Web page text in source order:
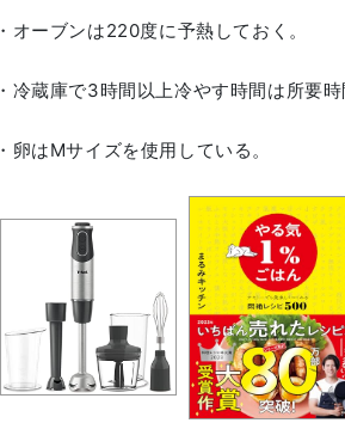
・オーブンは220度に予熱しておく。
・冷蔵庫で3時間以上冷やす時間は所要時